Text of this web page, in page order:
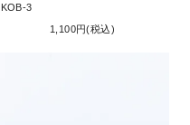
KOB-3
1,100円(税込)